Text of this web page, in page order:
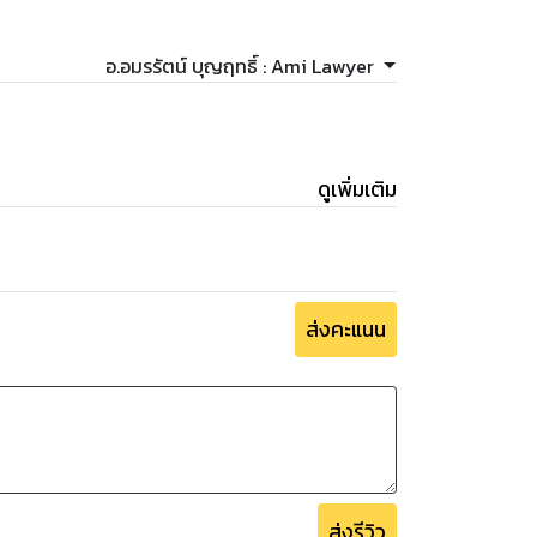
ช้ชีวิตของคุณ
ดียิ่งขึ้น
รที่คุณไม่มีความสุข เจอวิกฤตในความรัก การ
อ.อมรรัตน์ บุญฤทธิ์ : Ami Lawyer
ดูเพิ่มเติม
ส่งคะแนน